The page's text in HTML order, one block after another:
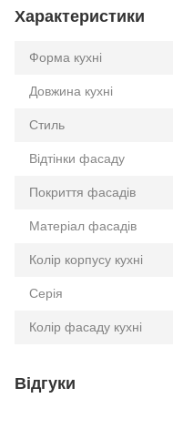
Характеристики
Форма кухні
Довжина кухні
Стиль
Відтінки фасаду
Покриття фасадів
Матеріал фасадів
Колір корпусу кухні
Серія
Колір фасаду кухні
Відгуки